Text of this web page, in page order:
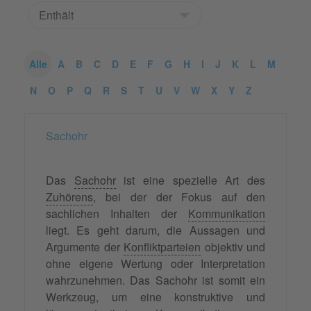
Alle A B C D E F G H I J K L
M
N
O P Q R S T U V W X Y Z
Sachohr
Das Sachohrist eine spezielle Art des
Zuhörens, bei der der Fokus auf den
sachlichen Inhalten der Kommunikation
liegt. Es geht darum, die Aussagen und
Argumente der Konfliktparteien objektiv und
ohne eigene Wertung oder Interpretation
wahrzunehmen. Das Sachohr ist somit ein
Werkzeug, um eine konstruktive und